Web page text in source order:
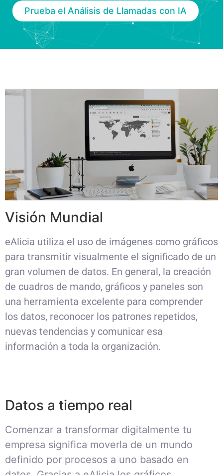
Prueba el Análisis de Llamadas con IA
Visión Mundial
eAlicia utiliza el uso de imágenes como gráficos
para transmitir visualmente el significado de un
gran volumen de datos. En general, la creación
de cuadros de mando, gráficos y paneles son
una herramienta excelente para comprender
los datos, reconocer los patrones repetidos,
nuevas tendencias y comunicar esa
información a toda la organización.
Datos a tiempo real​
Comenzar a transformar digitalmente tu
empresa significa moverla de un mundo
definido por procesos a uno basado en